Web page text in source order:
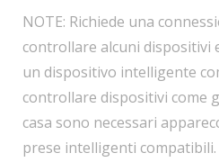
NOTE: Richiede una
controllare alcuni dispositivi
un dispositivo intelligente
controllare dispositivi come
casa sono necessari
prese intelligenti